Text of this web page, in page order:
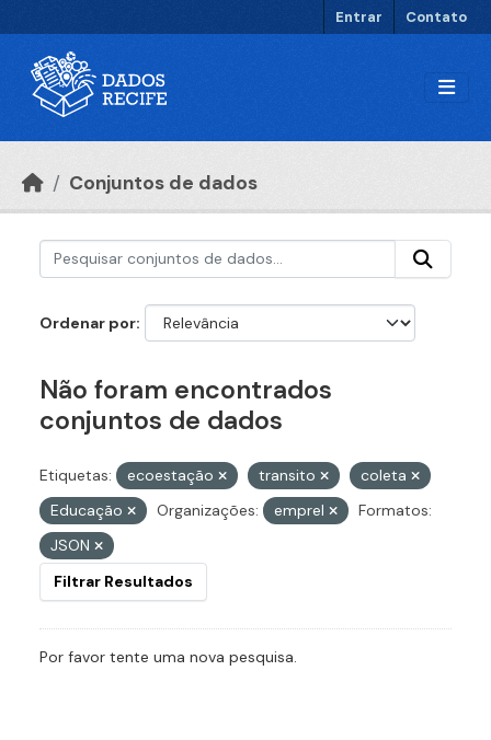
Entrar Contato
Conjuntos de dados
Ordenar por
Não foram encontrados
conjuntos de dados
Etiquetas: ecoestação transito
coleta
Educação
Organizações: emprel
Formatos:
JSON
Filtrar Resultados
Por favor tente uma nova pesquisa.